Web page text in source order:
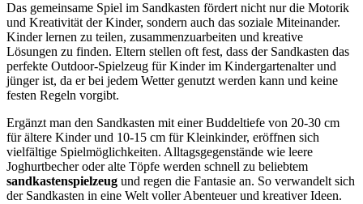
Das gemeinsame Spiel im Sandkasten fördert nicht nur die Motorik
und Kreativität der Kinder, sondern auch das soziale Miteinander.
Kinder lernen zu teilen, zusammenzuarbeiten und kreative
Lösungen zu finden. Eltern stellen oft fest, dass der Sandkasten das
perfekte Outdoor-Spielzeug für Kinder im Kindergartenalter und
jünger ist, da er bei jedem Wetter genutzt werden kann und keine
festen Regeln vorgibt.
Ergänzt man den Sandkasten mit einer Buddeltiefe von 20-30 cm
für ältere Kinder und 10-15 cm für Kleinkinder, eröffnen sich
vielfältige Spielmöglichkeiten. Alltagsgegenstände wie leere
Joghurtbecher oder alte Töpfe werden schnell zu beliebtem
sandkastenspielzeug und regen die Fantasie an. So verwandelt sich
der Sandkasten in eine Welt voller Abenteuer und kreativer Ideen.